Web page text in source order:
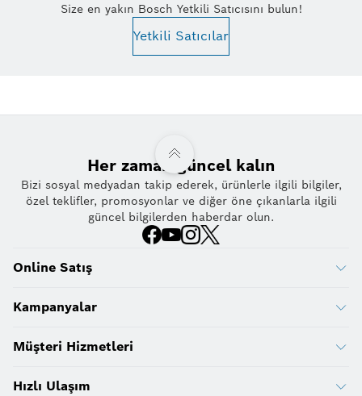
Size en yakın Bosch Yetkili Satıcısını bulun!
Yetkili Satıcılar
Her zaman güncel kalın
Bizi sosyal medyadan takip ederek, ürünlerle ilgili bilgiler,
özel teklifler, promosyonlar ve diğer öne çıkanlarla ilgili
güncel bilgilerden haberdar olun.
Online Satış
Kampanyalar
Müşteri Hizmetleri
Hızlı Ulaşım